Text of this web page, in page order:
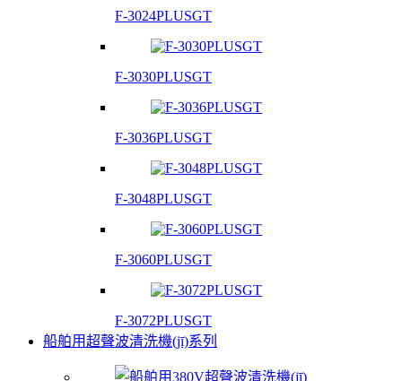
F-3024PLUSGT
F-3030PLUSGT
F-3036PLUSGT
F-3048PLUSGT
F-3060PLUSGT
F-3072PLUSGT
船舶用超聲波清洗機(jī)系列